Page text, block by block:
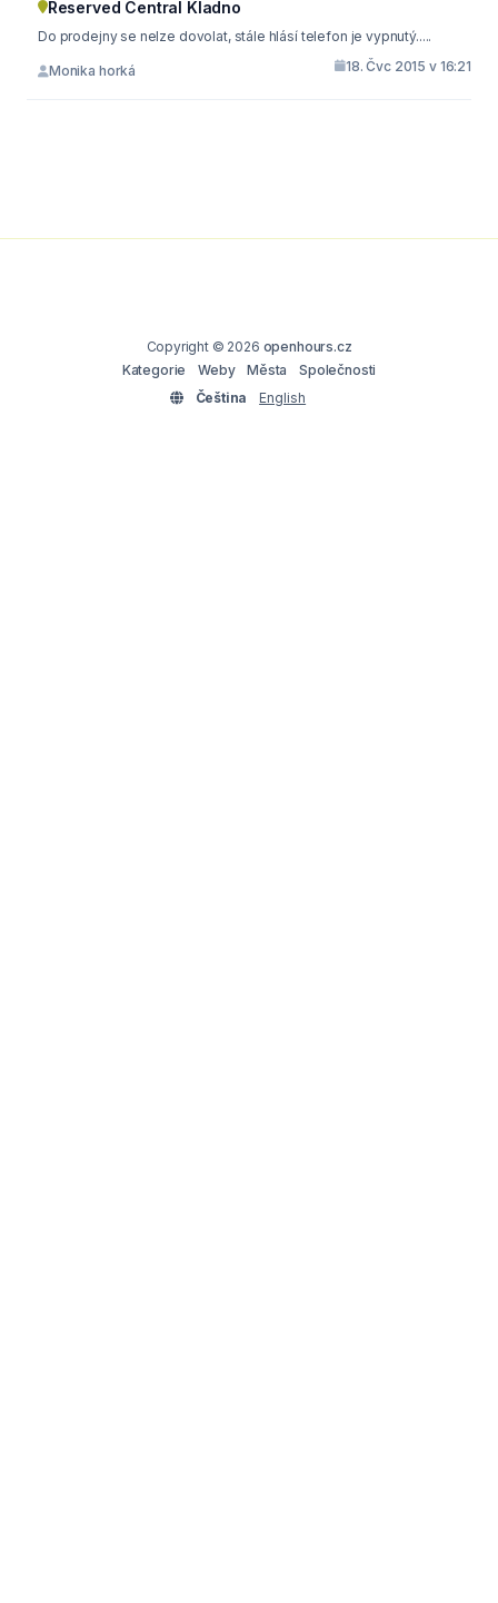
Reserved Central Kladno
Do prodejny se nelze dovolat, stále hlásí telefon je vypnutý.....
Monika horká 18. Čvc 2015 v 16:21
Copyright © 2026 openhours.cz
Kategorie
Weby Města
Společnosti
Čeština
English